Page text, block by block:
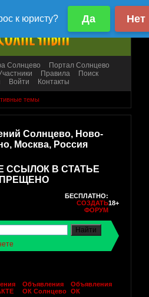
Солнцево
Портал Солнцево
Правила
Поиск
Войти Контакты
темы
Солнцево, Ново-
Москва, Россия
ССЫЛОК В СТАТЬЕ
БЕСПЛАТНО:
СОЗДАТЬ
ФОРУМ
18+
Объявления
ОК Солнцево
Объявления
ОК